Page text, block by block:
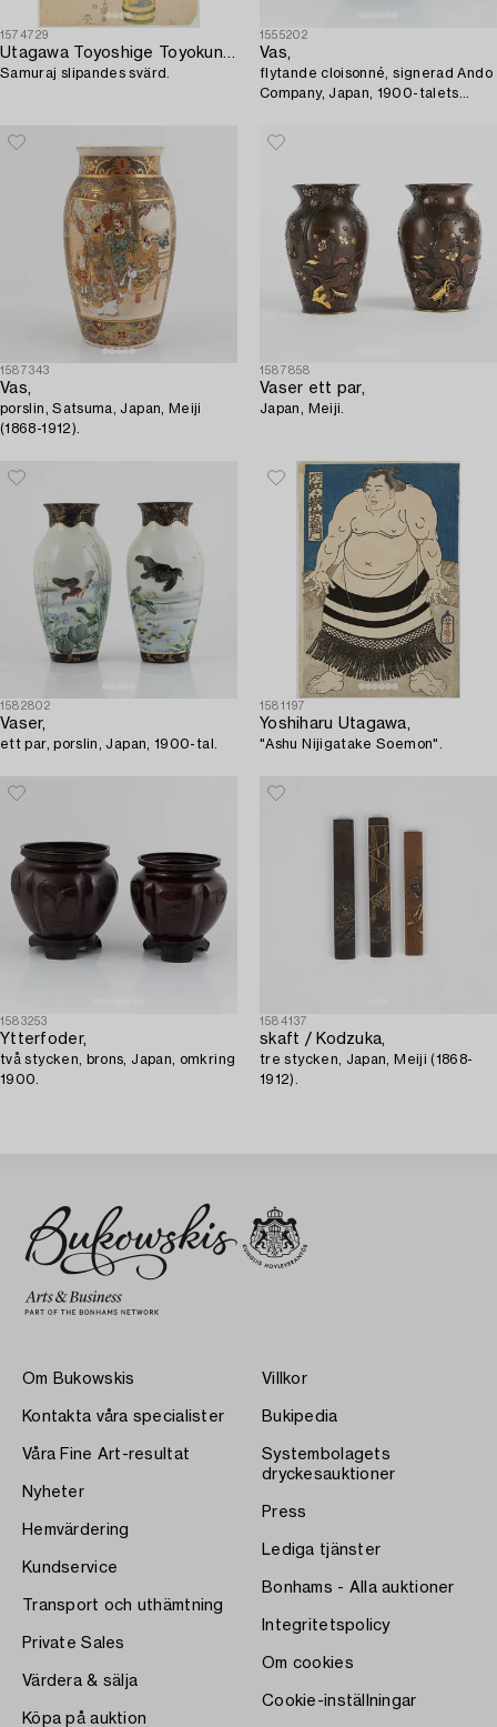
1574729
Utagawa Toyoshige Toyokuni II
Samuraj slipandes svärd.
1555202
Vas,
flytande cloisonné, signerad Ando
Company, Japan, 1900-talets
1587343
Vas,
porslin, Satsuma, Japan, Meiji
(1868-1912).
1587858
Vaser ett par,
Japan, Meiji.
1582802
Vaser,
ett par, porslin, Japan, 1900-tal.
1581197
Yoshiharu Utagawa,
"Ashu Nijigatake Soemon".
1583253
Ytterfoder,
två stycken, brons, Japan, omkring
1900.
1584137
skaft / Kodzuka,
tre stycken, Japan, Meiji (1868-
1912).
Om Bukowskis
Kontakta våra specialister
Våra Fine Art-resultat
Nyheter
Hemvärdering
Kundservice
Transport och uthämtning
Private Sales
Värdera & sälja
Köpa på auktion
Villkor
Bukipedia
Systembolagets
dryckesauktioner
Press
Lediga tjänster
Bonhams - Alla auktioner
Integritetspolicy
Om cookies
Cookie-inställningar